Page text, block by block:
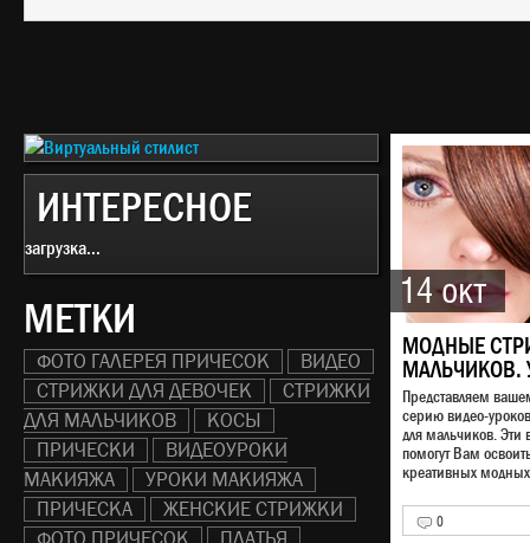
ИНТЕРЕСНОЕ
загрузка...
МЕТКИ
ФОТО ГАЛЕРЕЯ ПРИЧЕСОК
ВИДЕО
СТРИЖКИ ДЛЯ ДЕВОЧЕК
СТРИЖКИ
ДЛЯ МАЛЬЧИКОВ
КОСЫ
ПРИЧЕСКИ
ВИДЕОУРОКИ
МАКИЯЖА
УРОКИ МАКИЯЖА
ПРИЧЕСКА
ЖЕНСКИЕ СТРИЖКИ
14 окт
МОДНЫЕ
МАЛЬЧИКОВ.
Представляем
серию видео-
для мальчиков. Эти
помогут Вам
креативных
0